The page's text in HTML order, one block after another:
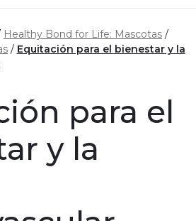
Healthy Bond for Life: Mascotas
Equitación para el bienestar y la
para el
y la